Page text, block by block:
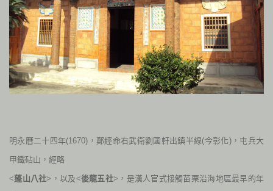
明永曆二十四年(1670) ，鄭經命右武衛劉國軒出鎮半線(今彰化)，屯兵大
甲鐵砧山，經略
<蓬山八社>，以及<後龍五社>，是漢人官式接觸苗栗沿海地區最早的年